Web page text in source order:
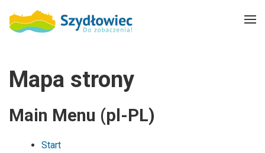
Mapa strony
Main Menu (pl-PL)
Start